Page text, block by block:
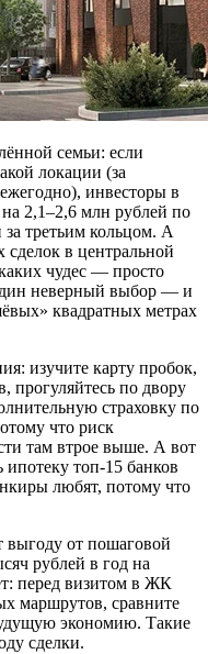
семьи: если
локации (за
инвесторы в
2,1–2,6 млн рублей по
третьим кольцом. А
сделок в центральной
чудес — просто
неверный выбор — и
квадратных метрах
изучите карту пробок,
прогуляйтесь по двору
страховку по
что риск
там втрое выше. А вот
ипотеку топ-15 банков
любят, потому что
от пошаговой
рублей в год на
перед визитом в ЖК
маршрутов, сравните
экономию. Такие
сделки.